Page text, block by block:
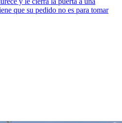
que su pedido no es para tomar